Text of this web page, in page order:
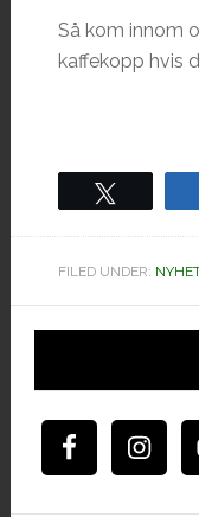
Så kom innom
kaffekopp hvis
FILED UNDER:
Hoved